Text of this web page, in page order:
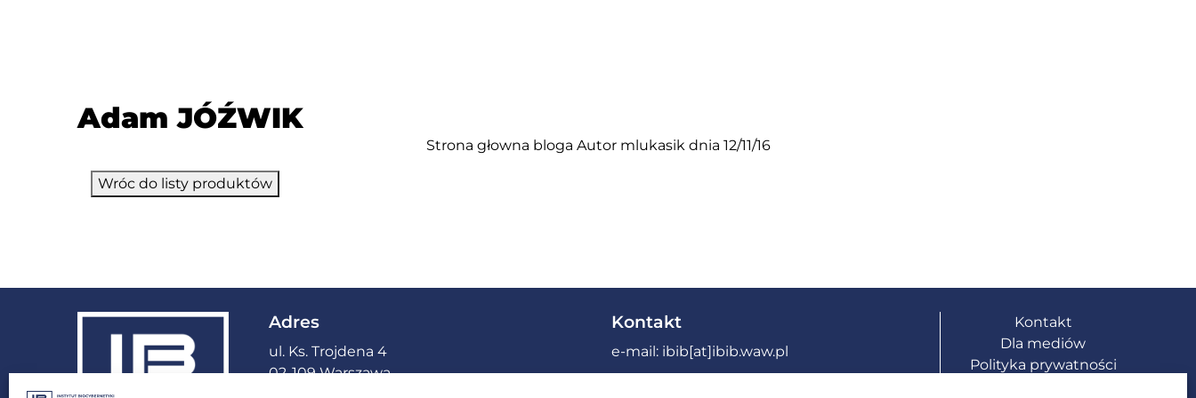
Adam JÓŹWIK
Strona głowna bloga Autor mlukasikdnia 12/11/16
Wróc do listy produktów
Adres
ul. Ks. Trojdena 4
02-109 Warszawa
Kontakt
e-mail: ibib[at]ibib.waw.pl
Kontakt
Dla mediów
Polityka prywatności